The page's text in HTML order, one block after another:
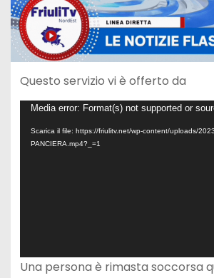
Questo servizio vi è offerto da
y
Media error: Format(s) not supported or
Scarica il file: https://friulitv.net/wp-content/uploads/
PANCIERA.mp4?_=1
Una persona è rimasta soccorsa